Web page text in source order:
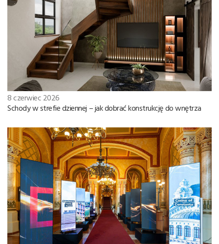
8 czerwiec 2026
Schody w strefie dziennej – jak dobrać konstrukcję do wnętrza